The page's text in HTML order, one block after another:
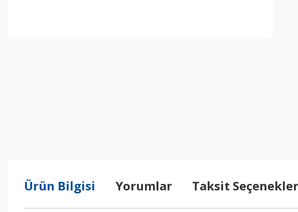
Ürün Bilgisi Yorumlar Taksit